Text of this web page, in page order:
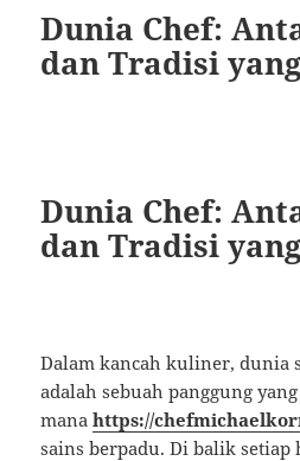
Dunia Chef:
dan Tradisi
Dunia Chef:
dan Tradisi
Dalam kancah kuliner, dunia
adalah sebuah panggung
manahttps://
sains berpadu. Di balik setiap